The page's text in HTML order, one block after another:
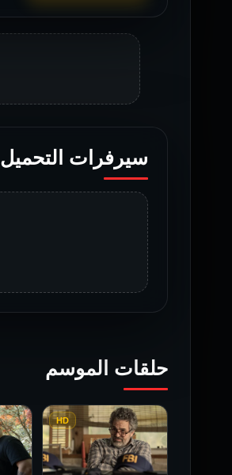
سيرفرات التحميل
حلقات الموسم
HD